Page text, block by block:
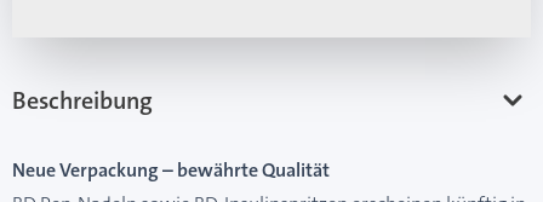
Beschreibung
Neue Verpackung – bewährte Qualität